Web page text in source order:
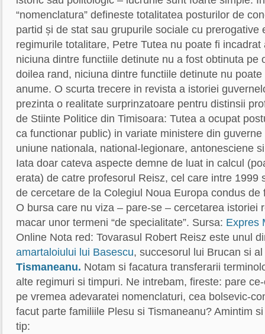
“nomenclatura” defineste totalitatea posturilor de
partid și de stat sau grupurile sociale cu prerogative
regimurile totalitare, Petre Tutea nu poate fi
niciuna dintre functiile detinute nu a fost obtinuta pe
doilea rand, niciuna dintre functiile detinute nu
anume. O scurta trecere in revista a istoriei
prezinta o realitate surprinzatoare pentru distinsii
de Stiinte Politice din Timisoara: Tutea a ocupat
ca functionar public) in variate ministere din
uniune nationala, national-legionare, antonesciene
Iata doar cateva aspecte demne de luat in calcul
erata) de catre profesorul Reisz, cel care intre 1999
de cercetare de la Colegiul Noua Europa condus de
O bursa care nu viza – pare-se – cercetarea istoriei
macar unor termeni “de specialitate”. Sursa: Expres
Online Nota red: Tovarasul Robert Reisz este unul
amartaloiului lui Basescu, succesorul lui Brucan si
Tismaneanu. Notam si facatura transferarii
alte regimuri si timpuri. Ne intrebam, fireste: pare
pe vremea adevaratei nomenclaturi, cea bolsevic-
facut parte familiile Plesu si Tismaneanu? Amintim
tip: